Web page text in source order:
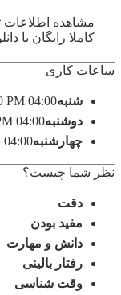
مشاهده
کاملا رایگان با
ساعات کاری
شنبه04:00 PM - 08:00 PM
دوشنبه04:00 PM - 08:00 PM
چهارشنبه04:00 PM - 08:00 PM
نظر شما چیست؟
دقت
مفید بودن
دانش و مهارت
رفتار بالینی
وقت شناسی